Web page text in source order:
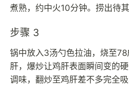
煮熟，约中火10分钟。捞出待
步骤 3
锅中放入3汤勺色拉油，烧至
肝，爆炒让鸡肝表面瞬间变的
调味，翻炒至鸡肝差不多完全